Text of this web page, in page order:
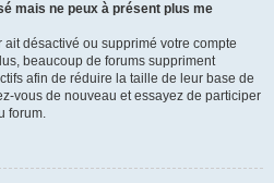
mais ne peux à présent plus me
ait désactivé ou supprimé votre compte
beaucoup de forums suppriment
afin de réduire la taille de leur base de
vous de nouveau et essayez de participer
forum.